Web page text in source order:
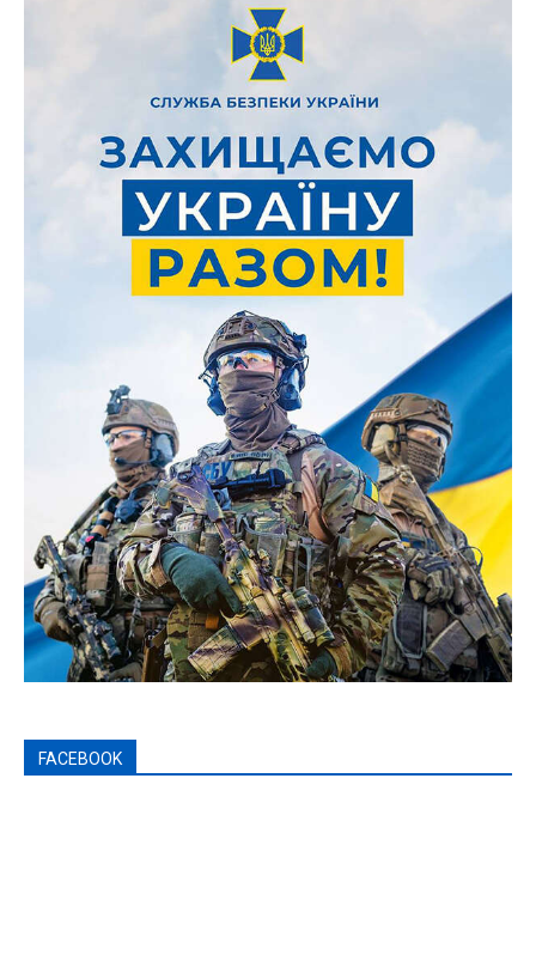
FACEBOOK